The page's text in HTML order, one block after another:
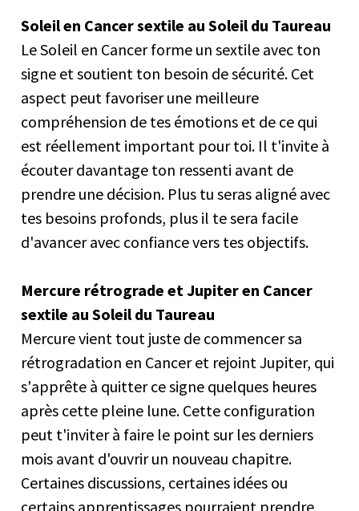
Soleil en Cancer sextile au Soleil du Taureau
Le Soleil en Cancer forme un sextile avec ton
signe et soutient ton besoin de sécurité. Cet
aspect peut favoriser une meilleure
compréhension de tes émotions et de ce qui
est réellement important pour toi. Il t'invite à
écouter davantage ton ressenti avant de
prendre une décision. Plus tu seras aligné avec
tes besoins profonds, plus il te sera facile
d'avancer avec confiance vers tes objectifs.
Mercure rétrograde et Jupiter en Cancer
sextile au Soleil du Taureau
Mercure vient tout juste de commencer sa
rétrogradation en Cancer et rejoint Jupiter, qui
s'apprête à quitter ce signe quelques heures
après cette pleine lune. Cette configuration
peut t'inviter à faire le point sur les derniers
mois avant d'ouvrir un nouveau chapitre.
Certaines discussions, certaines idées ou
certains apprentissages pourraient prendre